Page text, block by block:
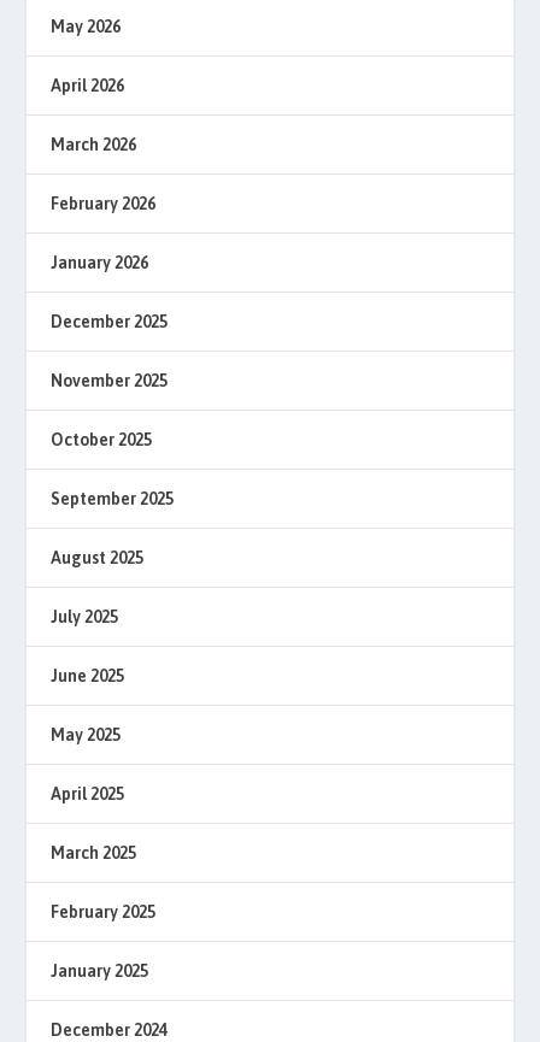
May 2026
April 2026
March 2026
February 2026
January 2026
December 2025
November 2025
October 2025
September 2025
August 2025
July 2025
June 2025
May 2025
April 2025
March 2025
February 2025
January 2025
December 2024